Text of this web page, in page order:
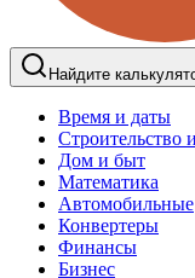
Найдите
Время и даты
Строительство
Дом и быт
Математика
Автомобильные
Конвертеры
Финансы
Бизнес